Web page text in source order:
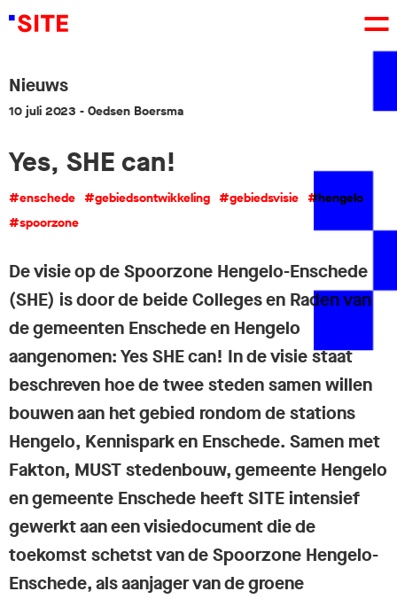
Nieuws
10 juli 2023 - Oedsen Boersma
Yes, SHE can!
#enschede #gebiedsontwikkeling #gebiedsvisie #hengelo
#spoorzone
De visie op de Spoorzone Hengelo-Enschede
(SHE) is door de beide Colleges en Raden van
de gemeenten Enschede en Hengelo
aangenomen: Yes SHE can! In de visie staat
beschreven hoe de twee steden samen willen
bouwen aan het gebied rondom de stations
Hengelo, Kennispark en Enschede. Samen met
Fakton, MUST stedenbouw, gemeente Hengelo
en gemeente Enschede heeft SITE intensief
gewerkt aan een visiedocument die de
toekomst schetst van de Spoorzone Hengelo-
Enschede, als aanjager van de groene